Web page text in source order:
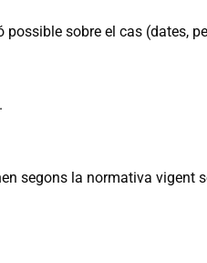
sobre el cas (dates,
segons la normativa vigent